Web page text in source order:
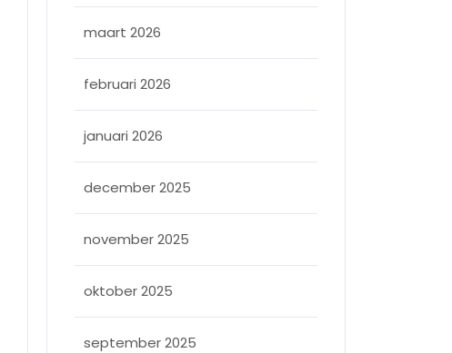
maart 2026
februari 2026
januari 2026
december 2025
november 2025
oktober 2025
september 2025